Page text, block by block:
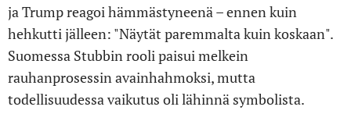
ja Trump reagoi hämmästyneenä – ennen kuin
hehkutti jälleen: "Näytät paremmalta kuin koskaan".
Suomessa Stubbin rooli paisui melkein
rauhanprosessin avainhahmoksi, mutta
todellisuudessa vaikutus oli lähinnä symbolista.